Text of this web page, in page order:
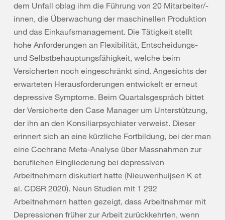
dem Unfall oblag ihm die Führung von 20 Mitarbeiter/-
innen, die Überwachung der maschinellen Produktion
und das Einkaufsmanagement. Die Tätigkeit stellt
hohe Anforderungen an Flexibilität, Entscheidungs-
und Selbstbehauptungsfähigkeit, welche beim
Versicherten noch eingeschränkt sind. Angesichts der
erwarteten Herausforderungen entwickelt er erneut
depressive Symptome. Beim Quartalsgespräch bittet
der Versicherte den Case Manager um Unterstützung,
der ihn an den Konsiliarpsychiater verweist. Dieser
erinnert sich an eine kürzliche Fortbildung, bei der man
eine Cochrane Meta-Analyse über Massnahmen zur
beruflichen Eingliederung bei depressiven
Arbeitnehmern diskutiert hatte (Nieuwenhuijsen K et
al. CDSR 2020). Neun Studien mit 1 292
Arbeitnehmern hatten gezeigt, dass Arbeitnehmer mit
Depressionen früher zur Arbeit zurückkehrten, wenn